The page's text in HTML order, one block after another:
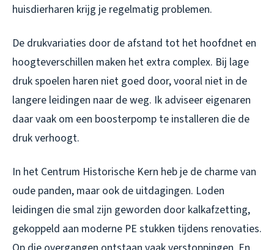
huisdierharen krijg je regelmatig problemen.
De drukvariaties door de afstand tot het hoofdnet en
hoogteverschillen maken het extra complex. Bij lage
druk spoelen haren niet goed door, vooral niet in de
langere leidingen naar de weg. Ik adviseer eigenaren
daar vaak om een boosterpomp te installeren die de
druk verhoogt.
In het Centrum Historische Kern heb je de charme van
oude panden, maar ook de uitdagingen. Loden
leidingen die smal zijn geworden door kalkafzetting,
gekoppeld aan moderne PE stukken tijdens renovaties.